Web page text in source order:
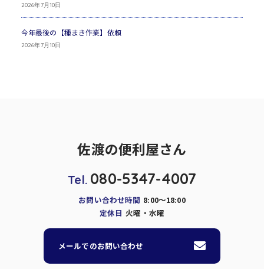
2026年7月10日
今年最後の【種まき作業】依頼
2026年7月10日
佐渡の便利屋さん
Tel. 080-5347-4007
お問い合わせ時間 8:00～18:00
定休日 火曜・水曜
メールでのお問い合わせ